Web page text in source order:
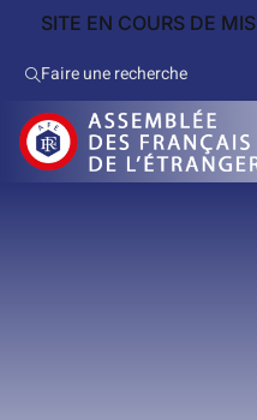
SITE EN COURS DE
Faire une recherche